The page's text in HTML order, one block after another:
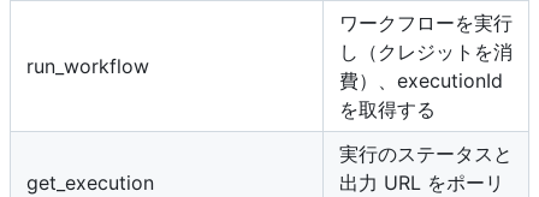
run_workflow
ワークフローを実行
し（クレジットを消
費）、executionId
を取得する
get_execution
実行のステータスと
出力 URL をポーリ